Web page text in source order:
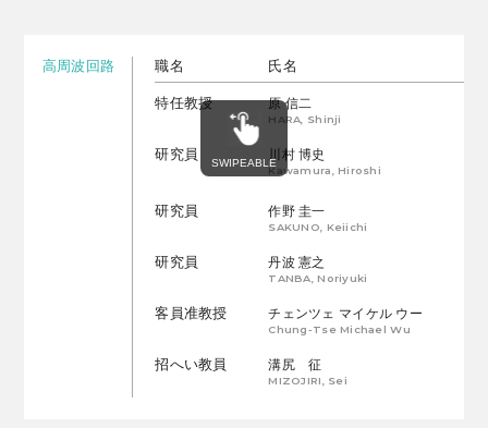
高周波回路 職名 氏名
特任教授 原 信二
HARA, Shinji
研究員 川村 博史
Kawamura, Hiroshi
研究員 作野 圭一
SAKUNO, Keiichi
研究員 丹波 憲之
TANBA, Noriyuki
客員准教授 チェンツェ マイケル ウー
Chung-Tse Michael Wu
招へい教員 溝尻 征
MIZOJIRI, Sei